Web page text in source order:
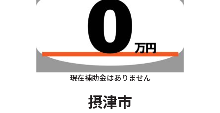
現在補助金はありません
摂津市